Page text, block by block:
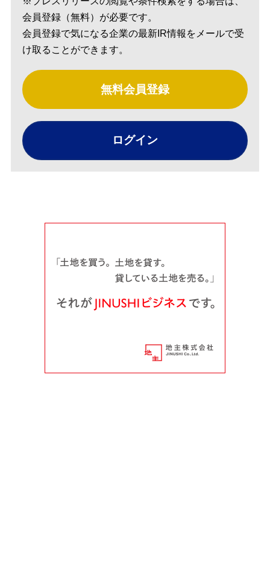
会員登録（無料）が必要です。
会員登録で気になる企業の最新IR情報をメールで受
け取ることができます。
無料会員登録
ログイン